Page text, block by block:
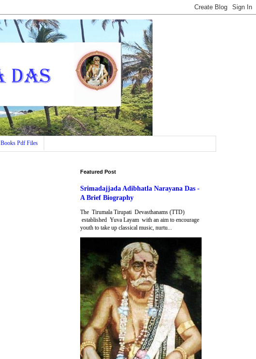
Books Pdf Files
Featured Post
Srimadajjada Adibhatla Narayana Das -
A Brief Biography
The Tirumala Tirupati Devasthanams (TTD)
established Yuva Layam with an aim to encourage
youth to take up classical music, nurtu...